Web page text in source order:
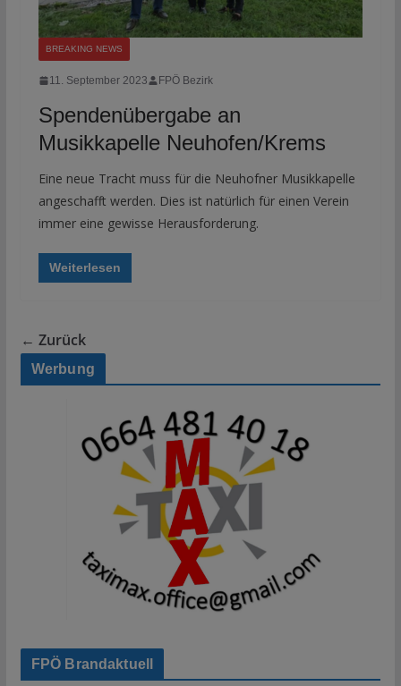
BREAKING NEWS
11. September 2023 FPÖ Bezirk
Spendenübergabe an
Musikkapelle Neuhofen/Krems
Eine neue Tracht muss für die Neuhofner Musikkapelle
angeschafft werden. Dies ist natürlich für einen Verein
immer eine gewisse Herausforderung.
Weiterlesen
← Zurück
Werbung
FPÖ Brandaktuell